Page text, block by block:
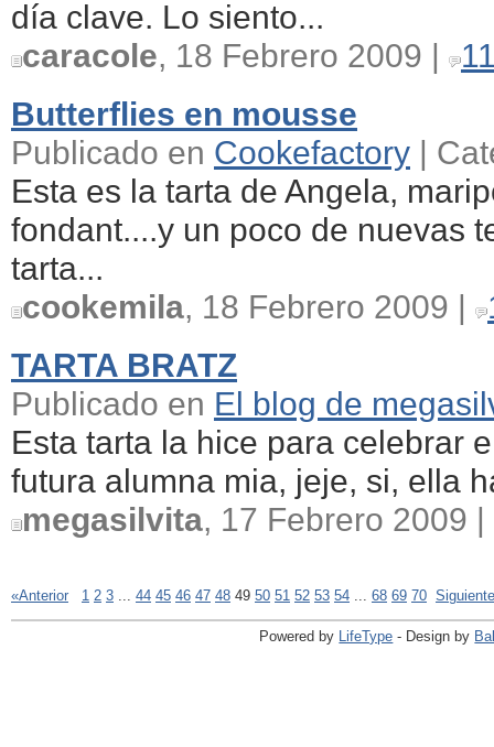
día clave. Lo siento...
caracole, 18 Febrero 2009 |
Butterflies en mousse
Publicado en Cookefactory |
Esta es la tarta de Angela,
fondant....y un poco de nuevas
tarta...
cookemila, 18 Febrero 2009 |
TARTA BRATZ
Publicado en El blog de
Esta tarta la hice para celebrar
futura alumna mia, jeje, si, ella
megasilvita, 17 Febrero 2009 |
«Anterior 1 2 3 ... 44 45 46 47 48 49 50 51 52 53 54 ... 68 69 70
Powered by LifeType - Design by